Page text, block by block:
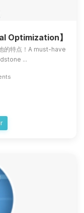
Optimization】
的特点！A must-have
...